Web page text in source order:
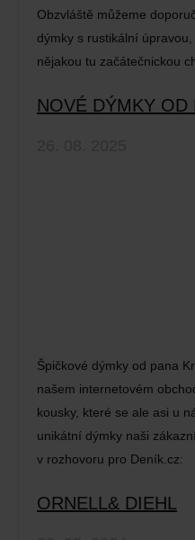
Obzvláště můžeme
dýmky s rustikální
nějakou tu začátečnickou
NOVÉ DÝMKY OD
Špičkové dýmky od pana
našem internetovém
kousky, které se ale asi u
unikátní dýmky naši
v rozhovoru pro Deník.cz:
ORNELL& DIEHL